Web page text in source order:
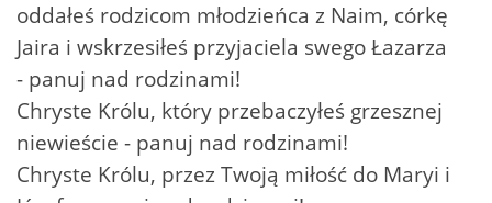
oddałeś rodzicom młodzieńca z Naim, córkę
Jaira i wskrzesiłeś przyjaciela swego Łazarza
- panuj nad rodzinami!
Chryste Królu, który przebaczyłeś grzesznej
niewieście - panuj nad rodzinami!
Chryste Królu, przez Twoją miłość do Maryi i